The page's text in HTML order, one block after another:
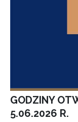
GODZINY
5.06.2026 R.